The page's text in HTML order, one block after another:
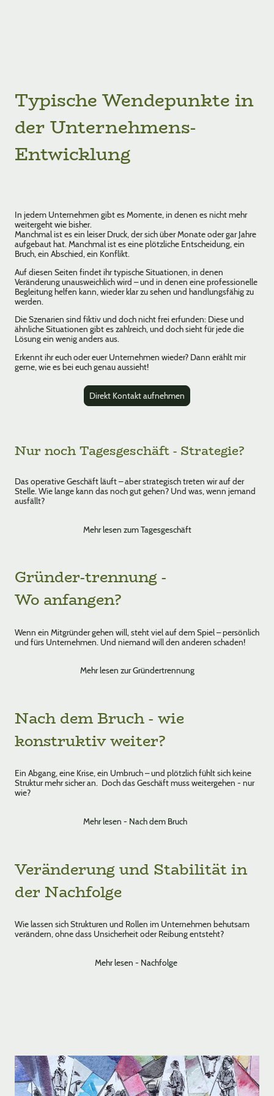
Typische Wendepunkte in
der Unternehmens-
Entwicklung
In jedem Unternehmen gibt es Momente, in denen es nicht mehr
weitergeht wie bisher.
Manchmal ist es ein leiser Druck, der sich über Monate oder gar Jahre
aufgebaut hat. Manchmal ist es eine plötzliche Entscheidung, ein
Bruch, ein Abschied, ein Konflikt.
Auf diesen Seiten findet ihr typische Situationen, in denen
Veränderung unausweichlich wird – und in denen eine professionelle
Begleitung helfen kann, wieder klar zu sehen und handlungsfähig zu
werden.
Die Szenarien sind fiktiv und doch nicht frei erfunden: Diese und
ähnliche Situationen gibt es zahlreich, und doch sieht für jede die
Lösung ein wenig anders aus.
Erkennt ihr euch oder euer Unternehmen wieder? Dann erählt mir
gerne, wie es bei euch genau aussieht!
Direkt Kontakt aufnehmen
Nur noch Tagesgeschäft - Strategie?
Das operative Geschäft läuft – aber strategisch treten wir auf der
Stelle. Wie lange kann das noch gut gehen? Und was, wenn jemand
ausfällt?
Mehr lesen zum Tagesgeschäft
Gründer-trennung -
Wo anfangen?
Wenn ein Mitgründer gehen will, steht viel auf dem Spiel – persönlich
und fürs Unternehmen. Und niemand will den anderen schaden!
Mehr lesen zur Gründertrennung
Nach dem Bruch - wie
konstruktiv weiter?
Ein Abgang, eine Krise, ein Umbruch – und plötzlich fühlt sich keine
Struktur mehr sicher an. Doch das Geschäft muss weitergehen - nur
wie?
Mehr lesen - Nach dem Bruch
Veränderung und Stabilität in
der Nachfolge
Wie lassen sich Strukturen und Rollen im Unternehmen behutsam
verändern, ohne dass Unsicherheit oder Reibung entsteht?
Mehr lesen - Nachfolge